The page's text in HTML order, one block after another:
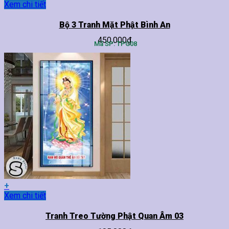
Sản
biến
thể.
Các
tùy
chọn
có
thể
được
chọn
trên
trang
sản
phẩm
Xem chi tiết
Bộ 3 Tranh Mặt Phật Bình An
450,000₫
Mã SP: TPG08
+
Sản
Xem chi tiết
Tranh Treo Tường Phật Quan Âm 03